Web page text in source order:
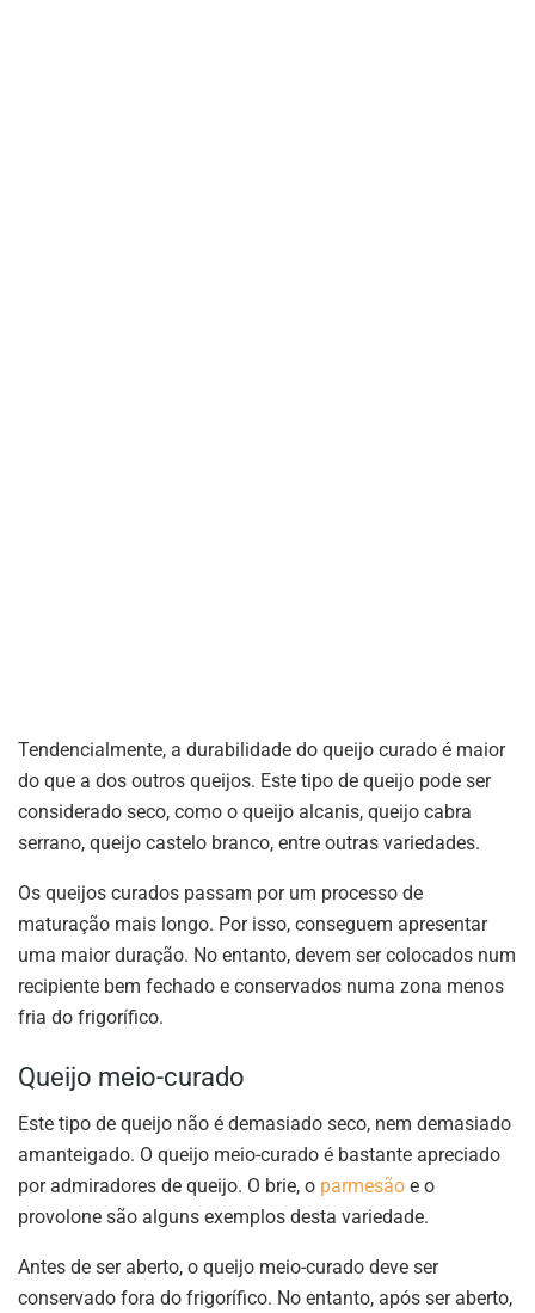
Tendencialmente, a durabilidade do queijo curado é maior
do que a dos outros queijos. Este tipo de queijo pode ser
considerado seco, como o queijo alcanis, queijo cabra
serrano, queijo castelo branco, entre outras variedades.
Os queijos curados passam por um processo de
maturação mais longo. Por isso, conseguem apresentar
uma maior duração. No entanto, devem ser colocados num
recipiente bem fechado e conservados numa zona menos
fria do frigorífico.
Queijo meio-curado
Este tipo de queijo não é demasiado seco, nem demasiado
amanteigado. O queijo meio-curado é bastante apreciado
por admiradores de queijo. O brie, o parmesão e o
provolone são alguns exemplos desta variedade.
Antes de ser aberto, o queijo meio-curado deve ser
conservado fora do frigorífico. No entanto, após ser aberto,